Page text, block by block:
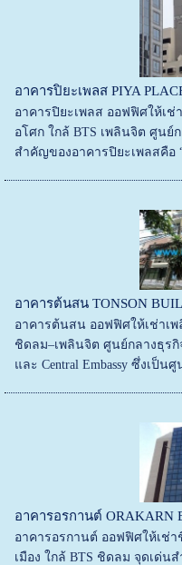
อาคารปิยะเพลส PIYA
อาคารปิยะเพลส ออฟฟิศให้เช่
อโศก ใกล้ BTS เพลินจิต ศูนย์
สำคัญของอาคารปิยะเพลสคือ “
อาคารต้นสน TONSON
อาคารต้นสน ออฟฟิศให้เช่าเ
ชิดลม–เพลินจิต ศูนย์กลางธุรกิ
และ Central Embassy ซึ่งเป็น
อาคารอรกานต์ ORAKARN
อาคารอรกานต์ ออฟฟิศให้เช่า
เมือง ใกล้ BTS ชิดลม จุดเด่น